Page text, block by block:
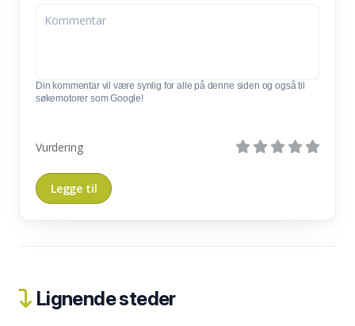
Din kommentar vil være synlig for alle på denne siden og også til
søkemotorer som Google!
Vurdering
Lignende steder